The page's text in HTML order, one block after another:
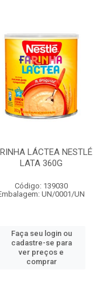
LÁCTEA NESTLÉ
LATA 360G
Código: 139030
UN/0001/UN
Faça seu login ou
cadastre-se para
ver preços e
comprar